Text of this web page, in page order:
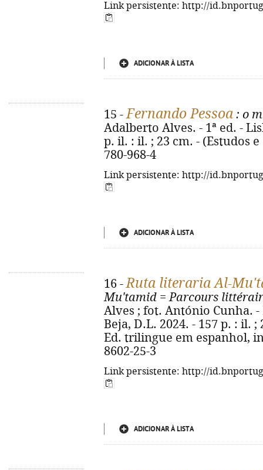
Link persistente: http://
ADICIONAR À LISTA
15 -Fernando Pessoa : o
Adalberto Alves. - 1ª ed. -
p. il. : il. ; 23 cm. - (Estudos
780-968-4
Link persistente: http://
ADICIONAR À LISTA
16 -Ruta literaria Al-
Mu'tamid =Parcours
Alves ; fot. António Cunha.
Beja, D.L. 2024. - 157 p. : il.
Ed. trilingue em espanhol,
8602-25-3
Link persistente: http://
ADICIONAR À LISTA